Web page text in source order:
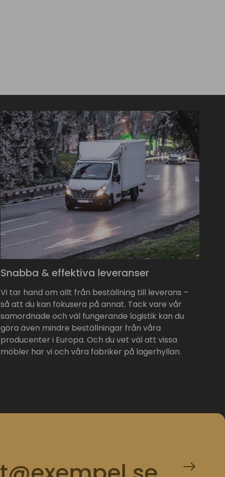
Snabba & effektiva leveranser
Vi tar hand om allt från beställning till leverans –
så att du kan fokusera på annat. Tack vare vår
samordnade och väl fungerande logistik kan du
göra även mindre beställningar från våra
producenter i Europa. Och du vet väl att vissa
möbler har vi och våra fabriker på lagerhyllan.